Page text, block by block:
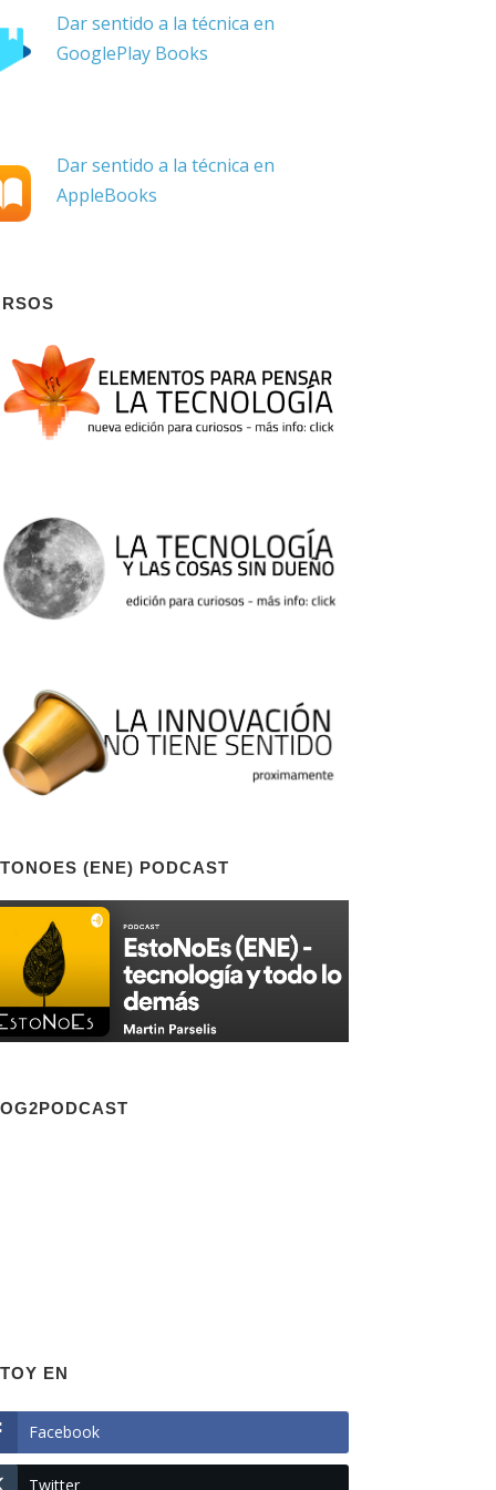
Dar sentido a la técnica en
GooglePlay Books
Dar sentido a la técnica en
AppleBooks
(ENE) PODCAST
EN
Facebook
Twitter